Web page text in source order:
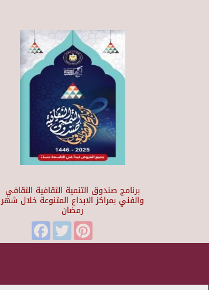
برنامج صندوق التنمية الثقافية الثقافي
والفني بمراكز الابداع المتنوعة خلال شهر
رمضان
FacebookTwitterPinterest